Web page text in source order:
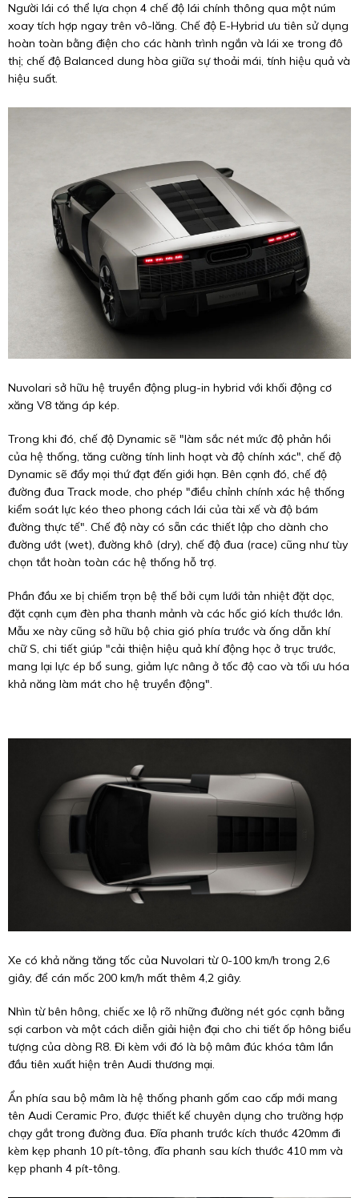
Người lái có thể lựa chọn 4 chế độ lái chính thông qua một núm
xoay tích hợp ngay trên vô-lăng. Chế độ E-Hybrid ưu tiên sử dụng
hoàn toàn bằng điện cho các hành trình ngắn và lái xe trong đô
thị; chế độ Balanced dung hòa giữa sự thoải mái, tính hiệu quả và
hiệu suất.
Nuvolari sở hữu hệ truyền động plug-in hybrid với khối động cơ
xăng V8 tăng áp kép.
Trong khi đó, chế độ Dynamic sẽ "làm sắc nét mức độ phản hồi
của hệ thống, tăng cường tính linh hoạt và độ chính xác", chế độ
Dynamic sẽ đẩy mọi thứ đạt đến giới hạn. Bên cạnh đó, chế độ
đường đua Track mode, cho phép "điều chỉnh chính xác hệ thống
kiểm soát lực kéo theo phong cách lái của tài xế và độ bám
đường thực tế". Chế độ này có sẵn các thiết lập cho dành cho
đường ướt (wet), đường khô (dry), chế độ đua (race) cũng như tùy
chọn tắt hoàn toàn các hệ thống hỗ trợ.
Phần đầu xe bị chiếm trọn bệ thế bởi cụm lưới tản nhiệt đặt dọc,
đặt cạnh cụm đèn pha thanh mảnh và các hốc gió kích thước lớn.
Mẫu xe này cũng sở hữu bộ chia gió phía trước và ống dẫn khí
chữ S, chi tiết giúp "cải thiện hiệu quả khí động học ở trục trước,
mang lại lực ép bổ sung, giảm lực nâng ở tốc độ cao và tối ưu hóa
khả năng làm mát cho hệ truyền động".
Xe có khả năng tăng tốc của Nuvolari từ 0-100 km/h trong 2,6
giây, để cán mốc 200 km/h mất thêm 4,2 giây.
Nhìn từ bên hông, chiếc xe lộ rõ những đường nét góc cạnh bằng
sợi carbon và một cách diễn giải hiện đại cho chi tiết ốp hông biểu
tượng của dòng R8. Đi kèm với đó là bộ mâm đúc khóa tâm lần
đầu tiên xuất hiện trên Audi thương mại.
Ẩn phía sau bộ mâm là hệ thống phanh gốm cao cấp mới mang
tên Audi Ceramic Pro, được thiết kế chuyên dụng cho trường hợp
chạy gắt trong đường đua. Đĩa phanh trước kích thước 420mm đi
kèm kẹp phanh 10 pít-tông, đĩa phanh sau kích thước 410 mm và
kẹp phanh 4 pít-tông.